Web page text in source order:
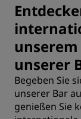
unserer
Begeben Sie
unserer Bar
genießen Sie